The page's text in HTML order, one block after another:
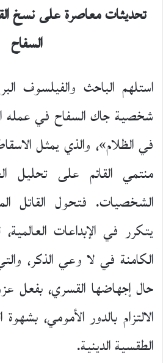
تحديثات معاصرة على نسخ
السفاح
استلهم الباحث والفيلسوف
شخصية جاك السفاح في عمله
في الظلام»، والذي يمثل
منتمي القائم على تحليل
الشخصيات. فتحول القاتل
يتكرر في الإبداعات
الكامنة في لا وعي الذكر،
حال إجهاضها القسري، بفعل
الالتزام بالدور الأمومي،
الطقسية الدينية.